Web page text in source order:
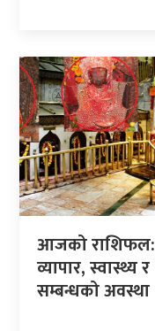
आजको राशिफल:
व्यापार, स्वास्थ्य र
सम्बन्धको अवस्था